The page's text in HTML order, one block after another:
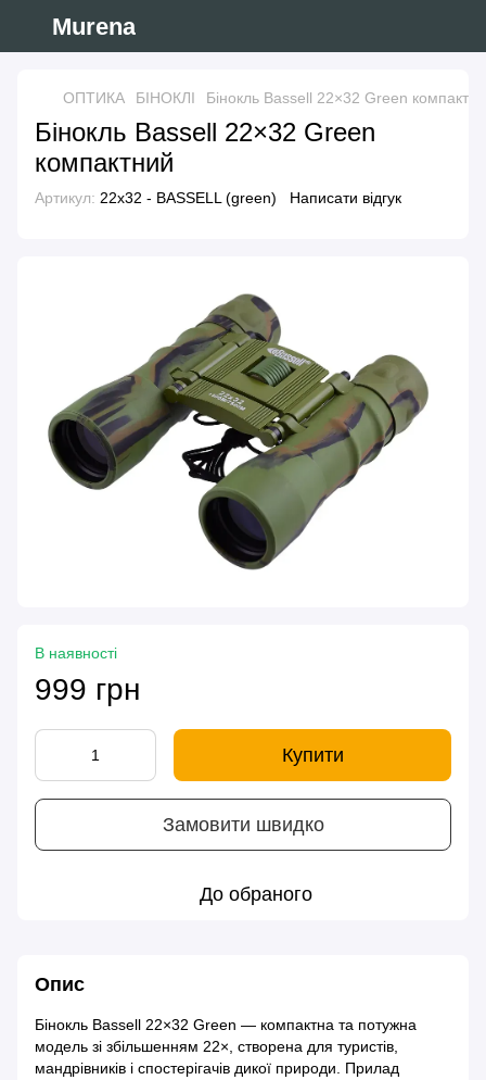
Murena
ОПТИКА БІНОКЛІ Бінокль Bassell 22×32 Green
Бінокль Bassell 22×32 Green
компактний
Артикул: 22x32 - BASSELL (green) Написати відгук
В наявності
999 грн
Купити
Замовити швидко
До обраного
Опис
Бінокль Bassell 22×32 Green — компактна та потужна
модель зі збільшенням 22×, створена для туристів,
мандрівників і спостерігачів дикої природи. Прилад